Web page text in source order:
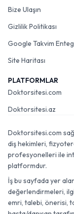
Bize Ulaşın
Gizlilik Politikası
Google Takvim
Site Haritası
PLATFORMLAR
Doktorsitesi.com
Doktorsitesi.az
Doktorsitesi.com
diş hekimleri,
profesyonelleri ile
platformdur.
İş bu sayfada yer
değerlendirmeleri,
emri, talebi, önerisi,